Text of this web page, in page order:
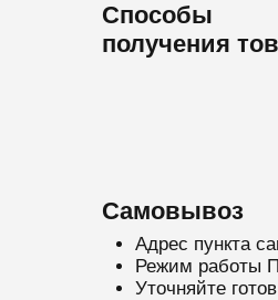
Способы
получения
Самовывоз
Адрес пункта
Режим работы
Уточняйте